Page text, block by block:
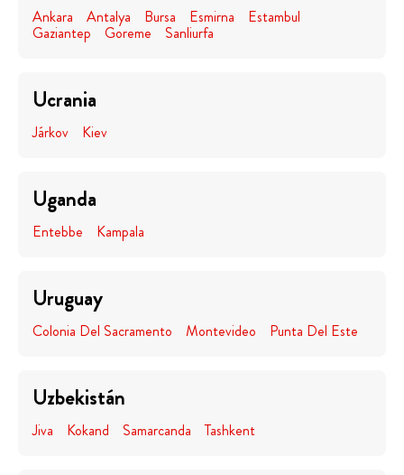
Ankara Antalya Bursa Esmirna Estambul
Gaziantep Goreme Sanliurfa
Ucrania
Járkov Kiev
Uganda
Entebbe Kampala
Uruguay
Colonia Del Sacramento Montevideo Punta Del Este
Uzbekistán
Jiva Kokand Samarcanda Tashkent